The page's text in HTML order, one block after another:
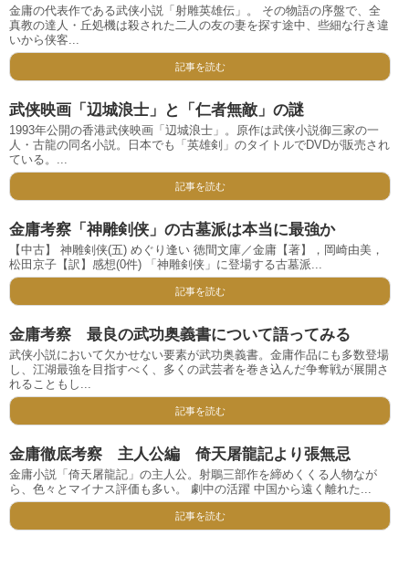
金庸の代表作である武侠小説「射雕英雄伝」。 その物語の序盤で、全
真教の達人・丘処機は殺された二人の友の妻を探す途中、些細な行き違
いから侠客...
記事を読む
武侠映画「辺城浪士」と「仁者無敵」の謎
1993年公開の香港武侠映画「辺城浪士」。原作は武侠小説御三家の一
人・古龍の同名小説。日本でも「英雄剣」のタイトルでDVDが販売され
ている。...
記事を読む
金庸考察「神雕剣侠」の古墓派は本当に最強か
【中古】 神雕剣侠(五) めぐり逢い 徳間文庫／金庸【著】，岡崎由美，
松田京子【訳】感想(0件) 「神雕剣侠」に登場する古墓派...
記事を読む
金庸考察 最良の武功奥義書について語ってみる
武侠小説において欠かせない要素が武功奥義書。金庸作品にも多数登場
し、江湖最強を目指すべく、多くの武芸者を巻き込んだ争奪戦が展開さ
れることもし...
記事を読む
金庸徹底考察 主人公編 倚天屠龍記より張無忌
金庸小説「倚天屠龍記」の主人公。射鵰三部作を締めくくる人物なが
ら、色々とマイナス評価も多い。 劇中の活躍 中国から遠く離れた...
記事を読む